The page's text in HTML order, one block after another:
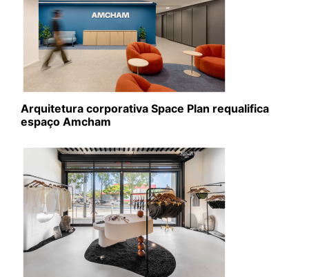
Arquitetura corporativa Space Plan requalifica
espaço Amcham